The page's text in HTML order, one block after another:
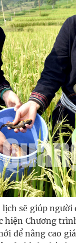
sẽ giúp
hiện Chương
để nâng cao